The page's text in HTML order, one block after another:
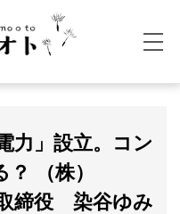
力」設立。コン
（株）
締役 染谷ゆみ